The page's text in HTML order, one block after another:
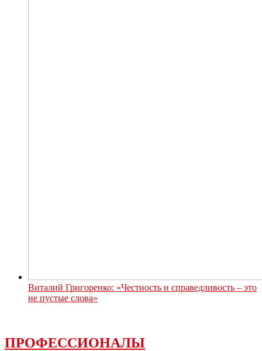
Виталий Григоренко: «Честность и справедливость – это
не пустые слова»
ПРОФЕССИОНАЛЫ